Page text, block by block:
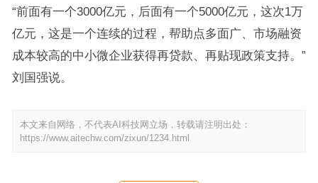
“前面有一个3000亿元，后面有一个5000亿元，这次1万
亿元，这是一个连续的过程，帮助点多面广、市场融资
成本较高的中小微企业获得再贷款、再贴现政策支持。”
刘国强说。
本文来自网络，不代表AI科技网立场，转载请注明出处：
https://www.aitechw.com/zixun/1234.html